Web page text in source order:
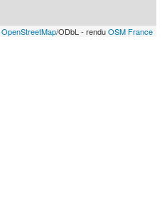
OpenStreetMap/ODbL - renduOSM France